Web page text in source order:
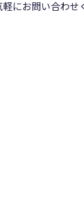
にお問い合わせ